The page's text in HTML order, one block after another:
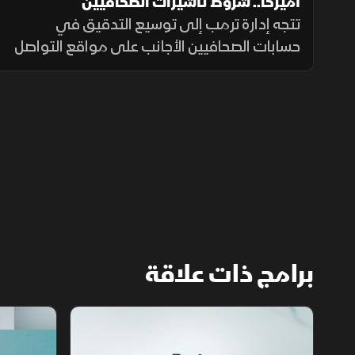
تتجه إدارة ترمب إلى توسيع التدقيق في
حسابات الصحافيين الأجانب على مواقع التواصل
الاجتماعي قبل منح تأشيرات العمل، ضمن
برامج ذات علاقة
مع الشرق الأوسط الخبر الآخر